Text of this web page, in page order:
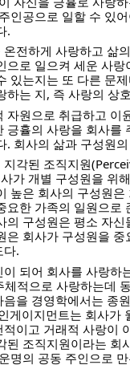
인공으로 일할 수 있
.
전하게 사랑하고 삶
으로 일으켜 세운 사
있는지는 또 다른 문
는 지, 즉 사랑의 상
자원으로 취급하고 이
긍휼의 사랑을 회사를
회사의 삶과 구성원
각된 조직지원
가 개별 구성원을 위
높은 회사의 구성원
요한 가족의 일원으로
의 구성원은 평소 자
은 회사가 구성원을
다.
되어 회사를 사랑하
적으로 사랑하는데
을 경영학에서는 종
게이지먼트는 회사가
이고 거래적 사랑이
조직지원이라는 회
명의 공동 주인으로